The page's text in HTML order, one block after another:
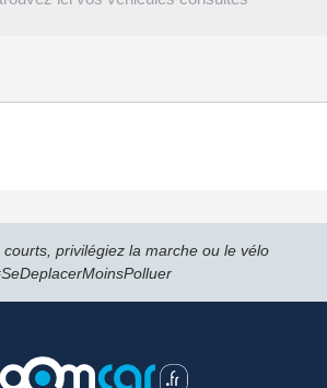
privilégiez la marche ou le vélo